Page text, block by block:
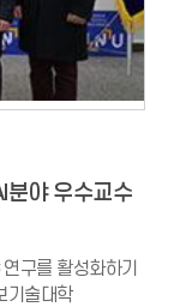
분야 우수교수
구를 활성화하기
기술대학